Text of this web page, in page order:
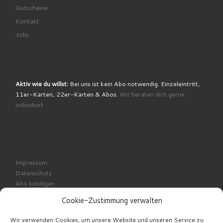
Cookie-Zustimmung verwalten
Wir verwenden Cookies, um unsere Website und unseren Service zu
Gutscheine
Kontakt
Jobs
Aktiv wie du willst: Bei uns ist kein Abo notwendig. Einzeleintritt,
11er-Karten, 22er-Karten & Abos. Wir beraten dich gerne
individuell
Impressum
Datenschutz
Abo kündigen